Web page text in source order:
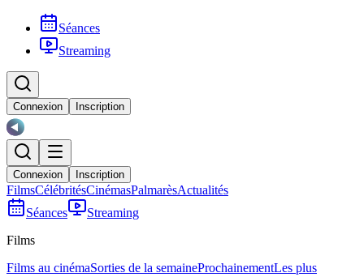
Séances
Streaming
Connexion Inscription
Connexion Inscription
FilmsCélébritésCinémasPalmarèsActualités
Séances
Streaming
Films
Films au cinémaSorties de la semaineProchainementLes plus